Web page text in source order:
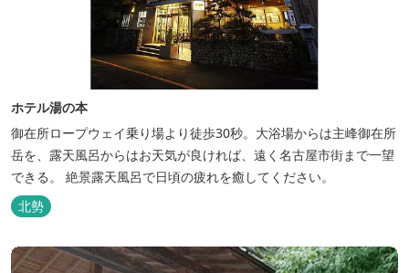
ホテル湯の本
御在所ロープウェイ乗り場より徒歩30秒。大浴場からは主峰御在所
岳を、露天風呂からはお天気が良ければ、遠く名古屋市街まで一望
できる。 絶景露天風呂で日頃の疲れを癒してください。
北勢